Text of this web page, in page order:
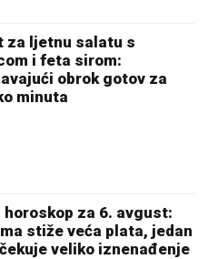
za ljetnu salatu s
i feta sirom:
obrok gotov za
minuta
horoskop za 6. avgust:
stiže veća plata, jedan
veliko iznenađenje